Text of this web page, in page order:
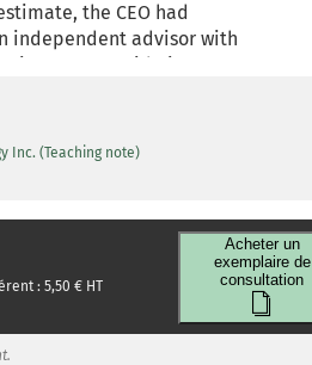
the CEO had
independent advisor with
to provide input. In
and precedent transactions),
had to formulate a strategy
Inc. (Teaching note)
: 5,50 € HT
Acheter un
exemplaire de
consultation